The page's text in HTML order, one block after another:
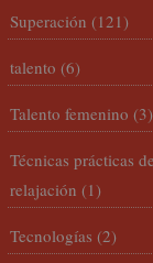
Superación (121)
talento (6)
Talento femenino (3)
Técnicas prácticas de
relajación (1)
Tecnologías (2)